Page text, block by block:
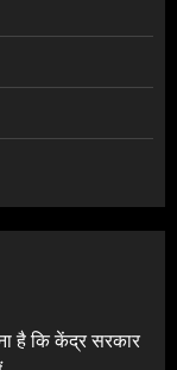
है कि केंद्र सरकार